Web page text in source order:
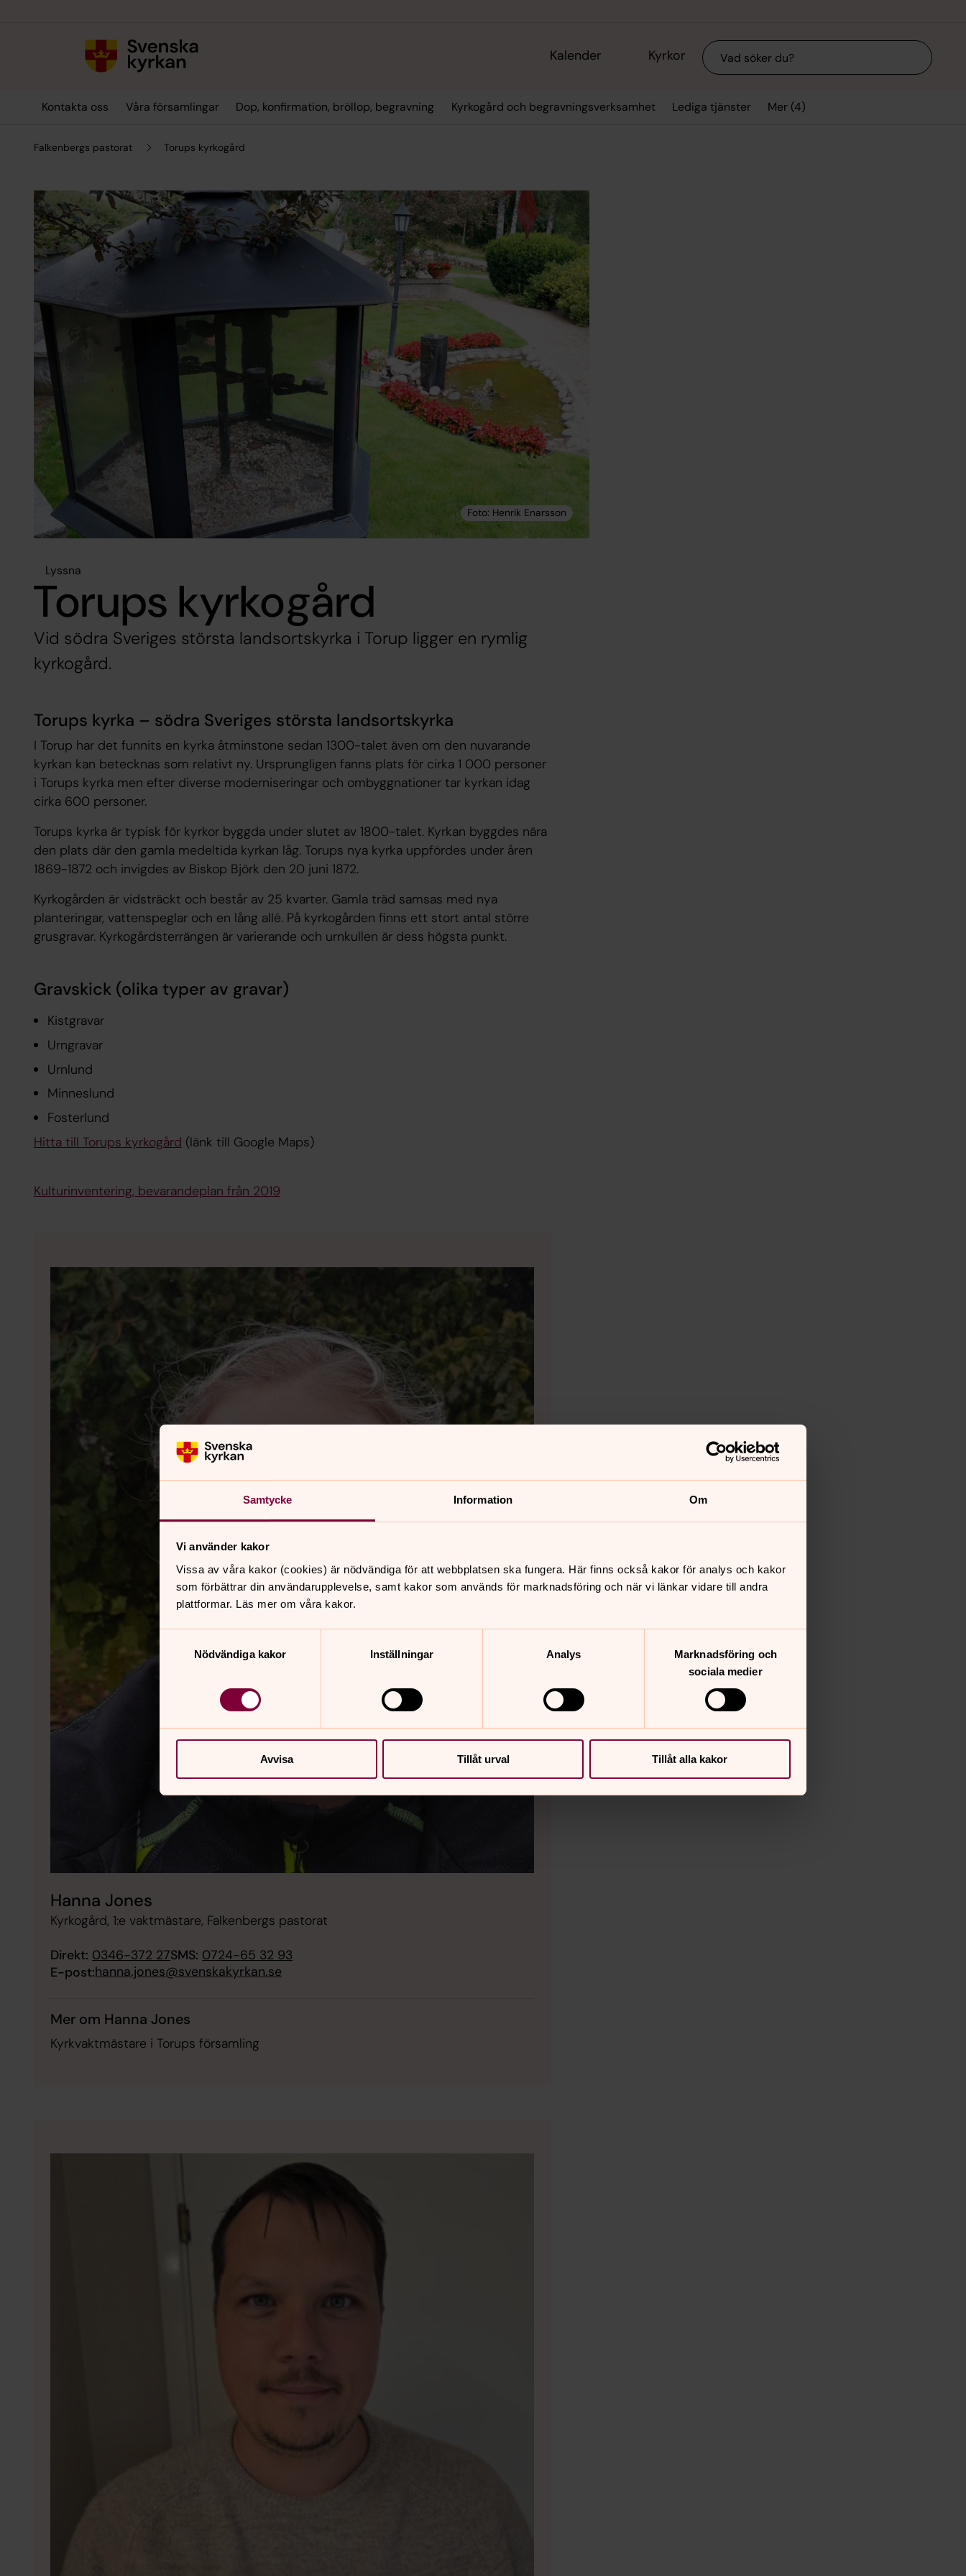
Samtycke Information Om
Vi använder kakor
Vissa av våra kakor (cookies) är nödvändiga för att webbplatsen ska fungera. Här finns också kakor för analys och kakor
som förbättrar din användarupplevelse, samt kakor som används för marknadsföring och när vi länkar vidare till andra
plattformar. Läs mer om våra kakor.
Nödvändiga kakor
Inställningar Analys
Marknadsföring och
sociala medier
Avvisa Tillåt urval Tillåt alla kakor
Kalender Kyrkor Sök
Kontakta oss Våra församlingar Dop, konfirmation, bröllop, begravning Kyrkogård och begravningsverksamhet Lediga tjänster Mer (4)
Falkenbergs pastorat Torups kyrkogård
Lyssna
Torups kyrkogård
Vid södra Sveriges största landsortskyrka i Torup ligger en rymlig
kyrkogård.
Torups kyrka – södra Sveriges största landsortskyrka
I Torup har det funnits en kyrka åtminstone sedan 1300-talet även om den nuvarande
kyrkan kan betecknas som relativt ny. Ursprungligen fanns plats för cirka 1 000 personer
i Torups kyrka men efter diverse moderniseringar och ombyggnationer tar kyrkan idag
cirka 600 personer.
Torups kyrka är typisk för kyrkor byggda under slutet av 1800-talet. Kyrkan byggdes nära
den plats där den gamla medeltida kyrkan låg. Torups nya kyrka uppfördes under åren
1869-1872 och invigdes av Biskop Björk den 20 juni 1872.
Kyrkogården är vidsträckt och består av 25 kvarter. Gamla träd samsas med nya
planteringar, vattenspeglar och en lång allé. På kyrkogården finns ett stort antal större
grusgravar. Kyrkogårdsterrängen är varierande och urnkullen är dess högsta punkt.
Gravskick (olika typer av gravar)
Kistgravar
Urngravar
Urnlund
Minneslund
Fosterlund
Hitta till Torups kyrkogård (länk till Google Maps)
Kulturinventering, bevarandeplan från 2019
Hanna Jones
Kyrkogård, 1:e vaktmästare, Falkenbergs pastorat
Direkt: 0346-372 27SMS: 0724-65 32 93
E-post:hanna.jones@svenskakyrkan.se
Mer om Hanna Jones
Kyrkvaktmästare i Torups församling